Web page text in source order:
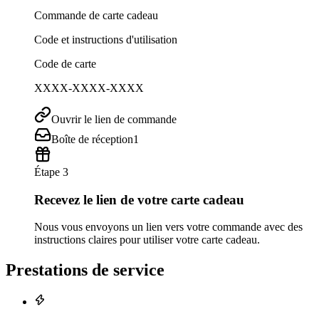
Commande de carte cadeau
Code et instructions d'utilisation
Code de carte
XXXX-XXXX-XXXX
Ouvrir le lien de commande
Boîte de réception1
Étape 3
Recevez le lien de votre carte cadeau
Nous vous envoyons un lien vers votre commande avec des
instructions claires pour utiliser votre carte cadeau.
Prestations de service